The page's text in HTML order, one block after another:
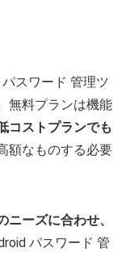
スワード 管理ツ
無料プランは機能
コストプランでも
額なものする必要
ーズに合わせ、
パスワード 管